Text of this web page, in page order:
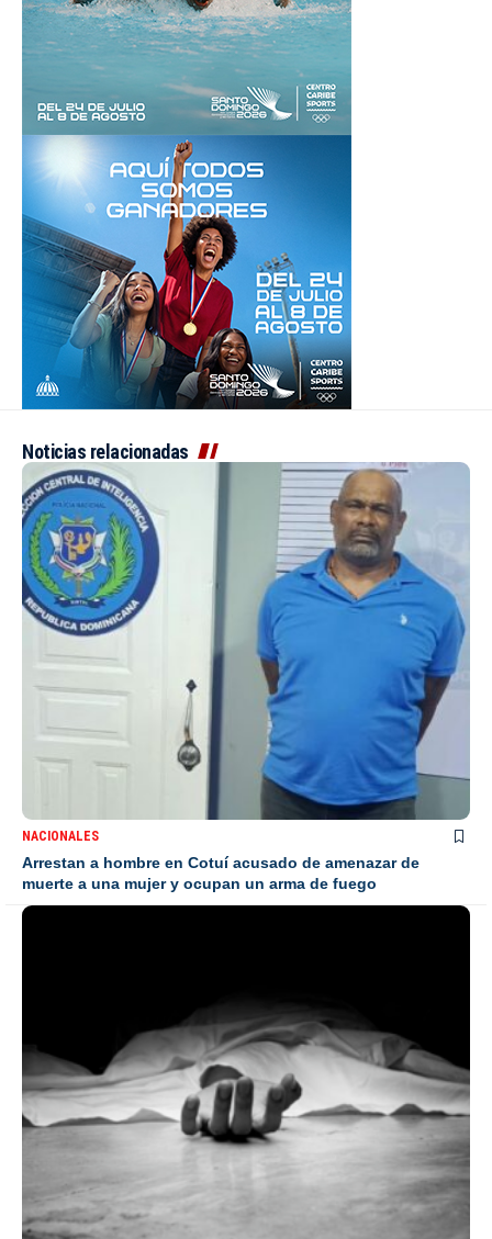
Noticias relacionadas
NACIONALES
Arrestan a hombre en Cotuí acusado de amenazar de
muerte a una mujer y ocupan un arma de fuego